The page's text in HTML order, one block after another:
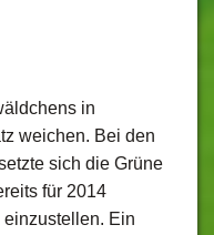
in
weichen. Bei den
sich die Grüne
für 2014
Ein